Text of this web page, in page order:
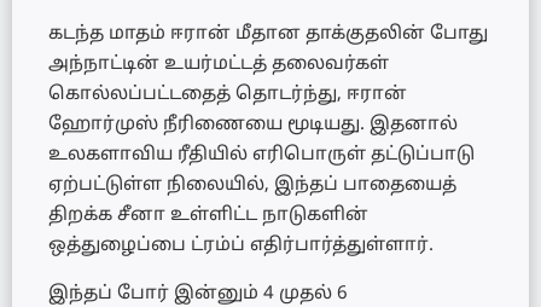
கடந்த மாதம் ஈரான் மீதான தாக்குதலின் போது
அந்நாட்டின் உயர்மட்டத் தலைவர்கள்
கொல்லப்பட்டதைத் தொடர்ந்து, ஈரான்
ஹோர்முஸ் நீரிணையை மூடியது. இதனால்
உலகளாவிய ரீதியில் எரிபொருள் தட்டுப்பாடு
ஏற்பட்டுள்ள நிலையில், இந்தப் பாதையைத்
திறக்க சீனா உள்ளிட்ட நாடுகளின்
ஒத்துழைப்பை ட்ரம்ப் எதிர்பார்த்துள்ளார்.
இந்தப் போர் இன்னும் 4 முதல் 6